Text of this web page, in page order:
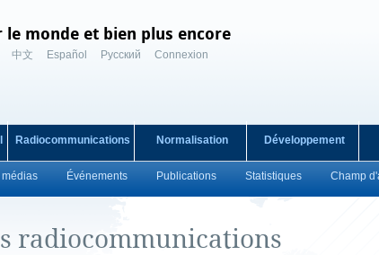
le monde et bien plus encore
中文 Español Русский
Connexion
Événements Publications Statistiques Champ
Radiocommunications Normalisation Développement
radiocommunications